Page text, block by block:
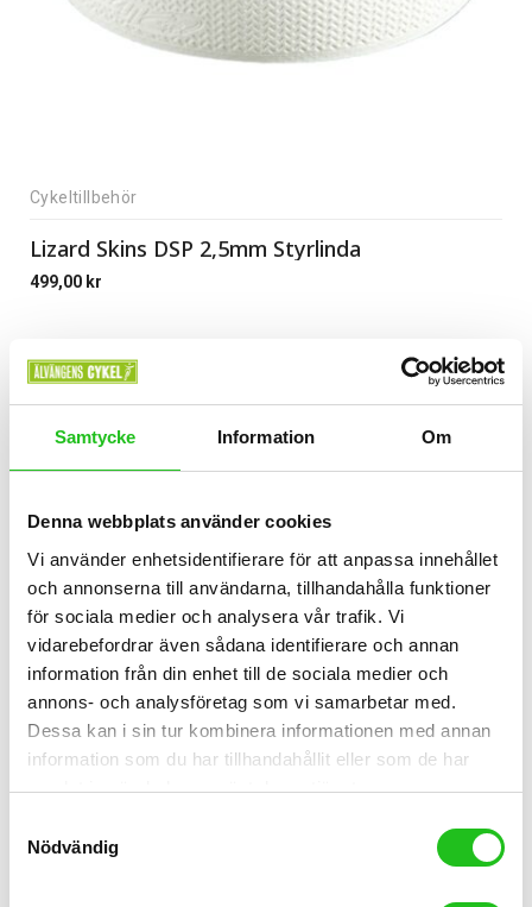
Samtycke Information Om
Denna webbplats använder cookies
Vi använder enhetsidentifierare för att anpassa innehållet
och annonserna till användarna, tillhandahålla funktioner
för sociala medier och analysera vår trafik. Vi
vidarebefordrar även sådana identifierare och annan
information från din enhet till de sociala medier och
annons- och analysföretag som vi samarbetar med.
Dessa kan i sin tur kombinera informationen med annan
information som du har tillhandahållit eller som de har
samlat in när du har använt deras tjänster.
Nödvändig
Cykeltillbehör
Lizard Skins DSP 2,5mm Styrlinda
499,00 kr
Styrlindor
Lizard Skins DSP 3,2mm Styrlinda